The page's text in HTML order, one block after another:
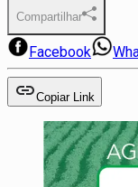
Compartilhar
Facebook
Copiar Link